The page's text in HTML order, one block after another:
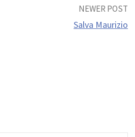
NEWER POST
Salva Maurizio